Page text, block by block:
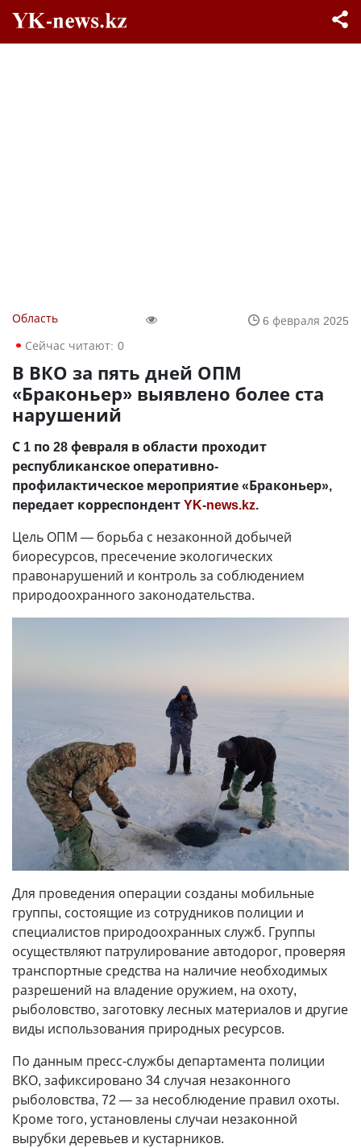
Область
6 февраля 2025
Сейчас читают: 0
В ВКО за пять дней ОПМ
«Браконьер» выявлено более ста
нарушений
С 1 по 28 февраля в области проходит
республиканское оперативно-
профилактическое мероприятие «Браконьер»,
передает корреспондентYK-news.kz.
Цель ОПМ — борьба с незаконной добычей
биоресурсов, пресечение экологических
правонарушений и контроль за соблюдением
природоохранного законодательства.
Для проведения операции созданы мобильные
группы, состоящие из сотрудников полиции и
специалистов природоохранных служб. Группы
осуществляют патрулирование автодорог, проверяя
транспортные средства на наличие необходимых
разрешений на владение оружием, на охоту,
рыболовство, заготовку лесных материалов и другие
виды использования природных ресурсов.
По данным пресс-службы департамента полиции
ВКО, зафиксировано 34 случая незаконного
рыболовства, 72 —за несоблюдение правил охоты.
Кроме того, установлены случаи незаконной
вырубки деревьев и кустарников.